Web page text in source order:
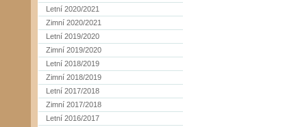
Letní 2020/2021
Zimní 2020/2021
Letní 2019/2020
Zimní 2019/2020
Letní 2018/2019
Zimní 2018/2019
Letní 2017/2018
Zimní 2017/2018
Letní 2016/2017